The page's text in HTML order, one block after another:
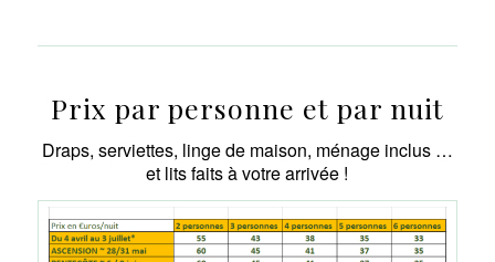
Prix par personne et par nuit
Draps, serviettes, linge de maison, ménage inclus …
et lits faits à votre arrivée !